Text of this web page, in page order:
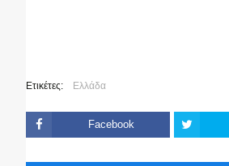
Ετικέτες: Ελλάδα
Facebook